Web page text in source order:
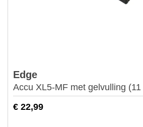
Edge
Accu XL5-MF met gelvulling
€ 22,99